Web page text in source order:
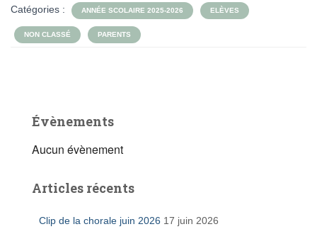
Catégories : ANNÉE SCOLAIRE 2025-2026 ELÈVES
NON CLASSÉ PARENTS
Évènements
Aucun évènement
Articles récents
Clip de la chorale juin 2026 17 juin 2026